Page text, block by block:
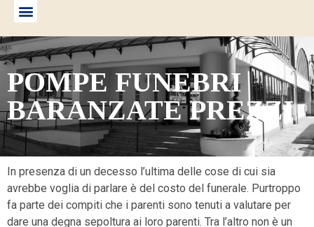
POMPE FUNEBRI
BARANZATE PREZZI
In presenza di un decesso l’ultima delle cose di cui sia
avrebbe voglia di parlare è del costo del funerale. Purtroppo
fa parte dei compiti che i parenti sono tenuti a valutare per
dare una degna sepoltura ai loro parenti. Tra l’altro non è un